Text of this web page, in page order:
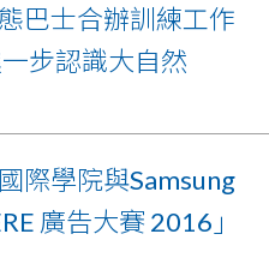
巴士合辦訓練工作
步認識大自然
際學院與Samsung
廣告大賽 2016」